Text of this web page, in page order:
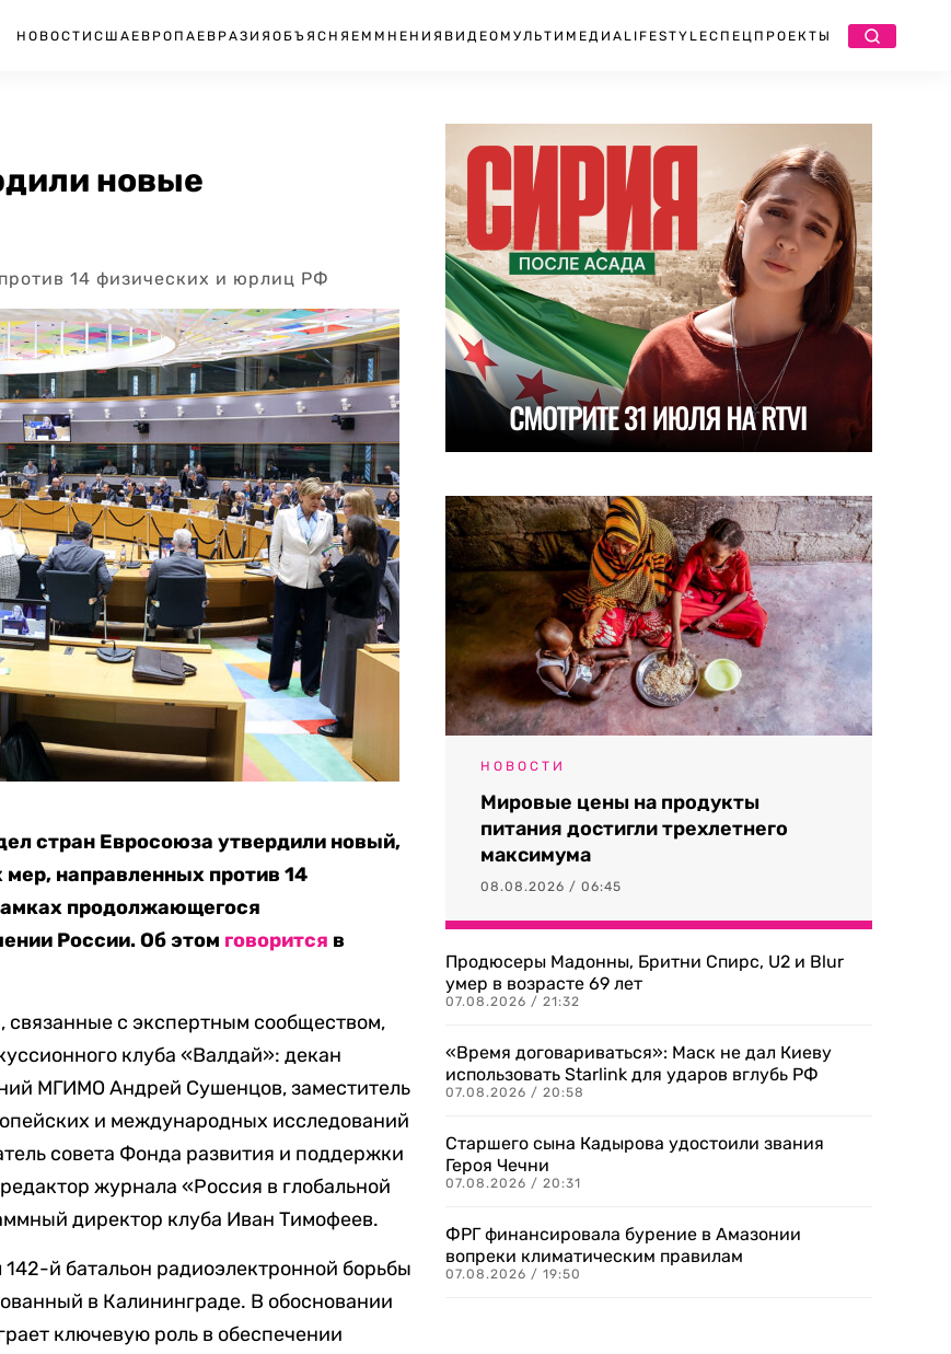
НОВОСТИ США ЕВРОПА ЕВРАЗИЯ ОБЪЯСНЯЕМ МНЕНИЯ ВИДЕО МУЛЬТИМЕДИА LIFESTYLEСПЕЦПРОЕКТЫ
новые
14 физических и юрлиц РФ
стран Евросоюза утвердили новый,
направленных против 14
продолжающегося
России. Об этом говорится в
связанные с экспертным сообществом,
клуба «Валдай»: декан
МГИМО Андрей Сушенцов, заместитель
и международных исследований
совета Фонда развития и поддержки
журнала «Россия в глобальной
директор клуба Иван Тимофеев.
й батальон радиоэлектронной борьбы
в Калининграде. В обосновании
ключевую роль в обеспечении
НОВОСТИ
Мировые цены на продукты
питания достигли трехлетнего
максимума
08.08.2026 / 06:45
Продюсеры Мадонны, Бритни Спирс, U2 и Blur
умер в возрасте 69 лет
07.08.2026 / 21:32
«Время договариваться»: Маск не дал Киеву
использовать Starlink для ударов вглубь РФ
07.08.2026 / 20:58
Старшего сына Кадырова удостоили звания
Героя Чечни
07.08.2026 / 20:31
ФРГ финансировала бурение в Амазонии
вопреки климатическим правилам
07.08.2026 / 19:50